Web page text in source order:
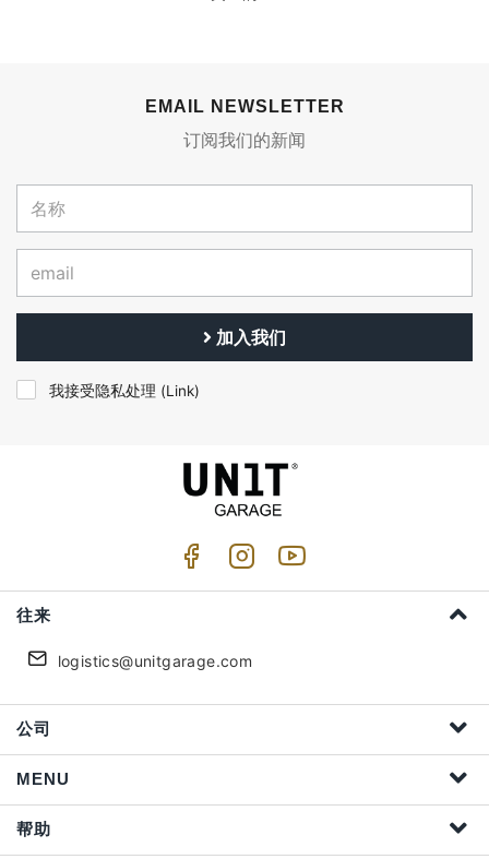
EMAIL NEWSLETTER
订阅我们的新闻
加入我们
我接受隐私处理 (Link)
往来
logistics@unitgarage.com
公司
MENU
帮助